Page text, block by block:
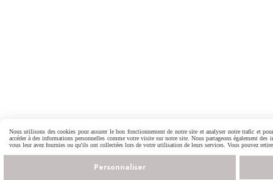
Nous utilisons des cookies pour assurer le bon fonctionnement de notre site et analyser notre trafic et
accéder à des informations personnelles comme votre visite sur notre site. Nous partageons également
vous leur avez fournies ou qu'ils ont collectées lors de votre utilisation de leurs services. Vous pouvez
Personnaliser